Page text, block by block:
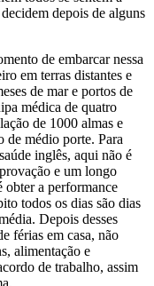
depois de alguns
de embarcar nessa
em terras distantes e
de mar e portos de
médica de quatro
de 1000 almas e
de médio porte. Para
inglês, aqui não é
e um longo
obter a performance
todos os dias são dias
Depois desses
férias em casa, não
alimentação e
de trabalho, assim